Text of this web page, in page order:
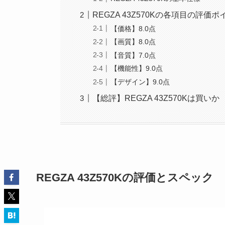
REGZA 43Z570Kの各項目の評価ポ
【価格】8.0点
【画質】8.0点
【音質】7.0点
【機能性】9.0点
【デザイン】9.0点
【総評】REGZA 43Z570Kは買いか
REGZA 43Z570Kの評価とスペック